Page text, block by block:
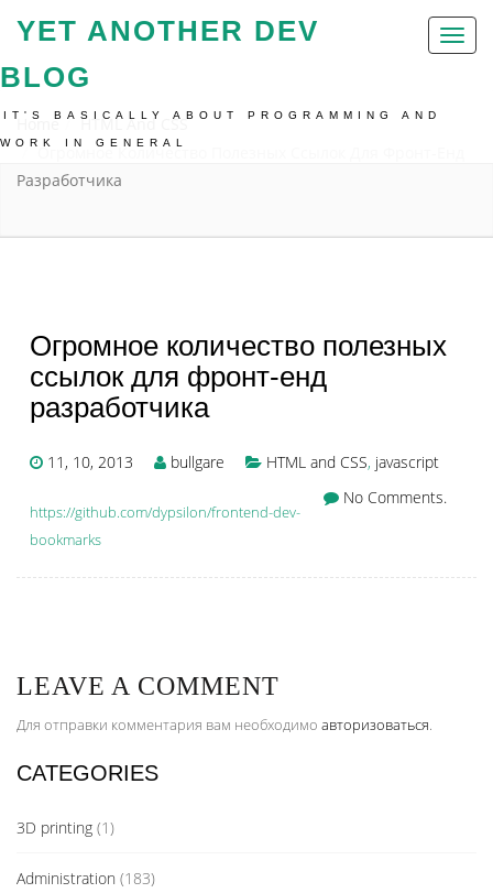
Toggle
YET ANOTHER DEV
BLOG
IT'S BASICALLY ABOUT PROGRAMMING AND
WORK IN GENERAL
Home
HTML And CSS
Огромное Количество Полезных Ссылок Для Фронт-Енд
Разработчика
Огромное количество полезных
ссылок для фронт-енд
разработчика
11, 10, 2013 bullgare HTML and CSS, javascript
No Comments.
https://github.com/dypsilon/frontend-dev-
bookmarks
LEAVE A COMMENT
Для отправки комментария вам необходимо авторизоваться.
CATEGORIES
3D printing (1)
Administration (183)